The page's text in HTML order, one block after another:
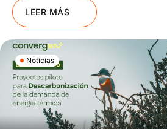
LEER MÁS
Noticias